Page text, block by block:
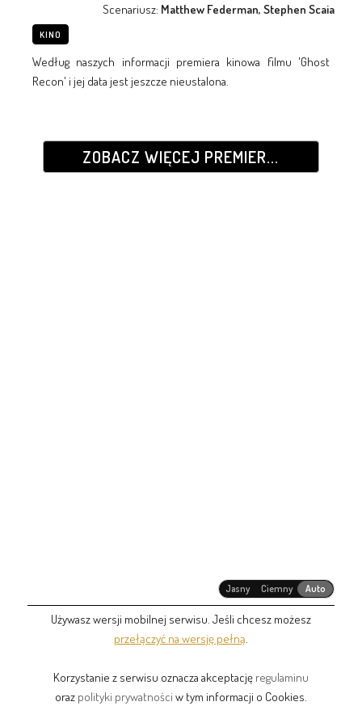
Scenariusz: Matthew Federman, Stephen Scaia
KINO
Według naszych informacji premiera kinowa filmu 'Ghost
Recon' i jej data jest jeszcze nieustalona.
ZOBACZ WIĘCEJ PREMIER...
Jasny Ciemny Auto
Używasz wersji mobilnej serwisu. Jeśli chcesz możesz
przełączyć na wersję pełną
Korzystanie z serwisu oznacza akceptację regulaminu
oraz polityki prywatności w tym informacji o Cookies.